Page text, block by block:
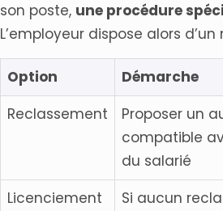
son poste, une procédure
L’employeur dispose alors d’un
Option
Démarche
Reclassement
Proposer un
compatible
du salarié
Licenciement
Si aucun